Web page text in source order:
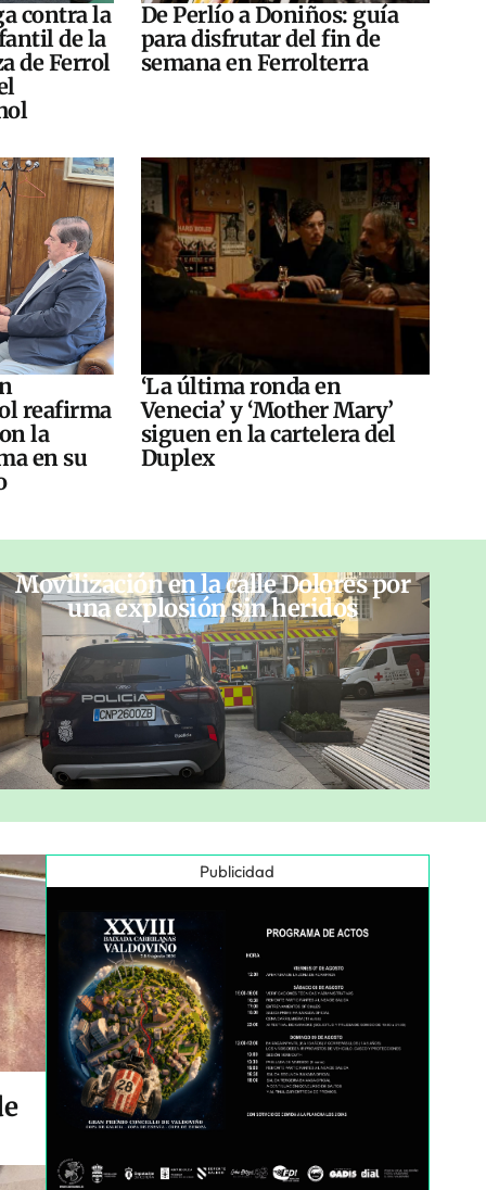
contra la
de la
de Ferrol
De Perlío a Doniños: guía
para disfrutar del fin de
semana en Ferrolterra
reafirma
la
en su
‘La última ronda en
Venecia’ y ‘Mother Mary’
siguen en la cartelera del
Duplex
Movilización en la calle Dolores por
una explosión sin heridos
Publicidad